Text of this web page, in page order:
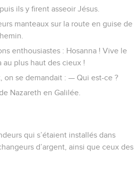
ils y firent asseoir Jésus.
manteaux sur la route en guise de
enthousiastes : Hosanna ! Vive le
plus haut des cieux !
on se demandait : — Qui est-ce ?
Nazareth en Galilée.
qui s’étaient installés dans
d’argent, ainsi que ceux des